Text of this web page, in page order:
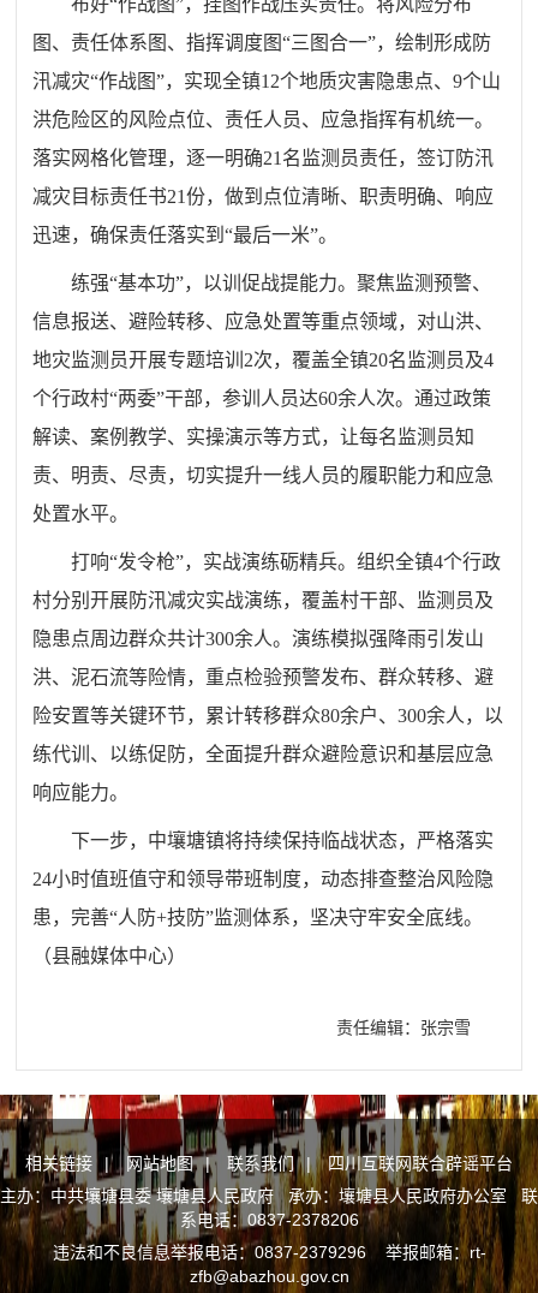
图、责任体系图、指挥调度图“三图合一”，绘制形成防
汛减灾“作战图”，实现全镇12个地质灾害隐患点、9个山
洪危险区的风险点位、责任人员、应急指挥有机统一。
落实网格化管理，逐一明确21名监测员责任，签订防汛
减灾目标责任书21份，做到点位清晰、职责明确、响应
迅速，确保责任落实到“最后一米”。
练强“基本功”，以训促战提能力。聚焦监测预警、
信息报送、避险转移、应急处置等重点领域，对山洪、
地灾监测员开展专题培训2次，覆盖全镇20名监测员及4
个行政村“两委”干部，参训人员达60余人次。通过政策
解读、案例教学、实操演示等方式，让每名监测员知
责、明责、尽责，切实提升一线人员的履职能力和应急
处置水平。
打响“发令枪”，实战演练砺精兵。组织全镇4个行政
村分别开展防汛减灾实战演练，覆盖村干部、监测员及
隐患点周边群众共计300余人。演练模拟强降雨引发山
洪、泥石流等险情，重点检验预警发布、群众转移、避
险安置等关键环节，累计转移群众80余户、300余人，以
练代训、以练促防，全面提升群众避险意识和基层应急
响应能力。
下一步，中壤塘镇将持续保持临战状态，严格落实
24小时值班值守和领导带班制度，动态排查整治风险隐
患，完善“人防+技防”监测体系， 坚决守牢安全底线。
（县融媒体中心）
责任编辑：张宗雪
相关链接 | 网站地图 | 联系我们 |
四川互联网联合辟谣平台
主办：中共壤塘县委 壤塘县人民政府 承办：壤塘县人民政府办公室 联
系电话：0837-2378206
违法和不良信息举报电话：0837-2379296 举报邮箱：rt-
zfb@abazhou.gov.cn